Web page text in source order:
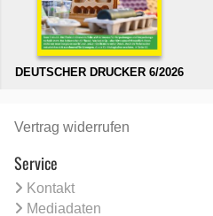
DEUTSCHER DRUCKER 6/2026
Vertrag widerrufen
Service
Kontakt
Mediadaten